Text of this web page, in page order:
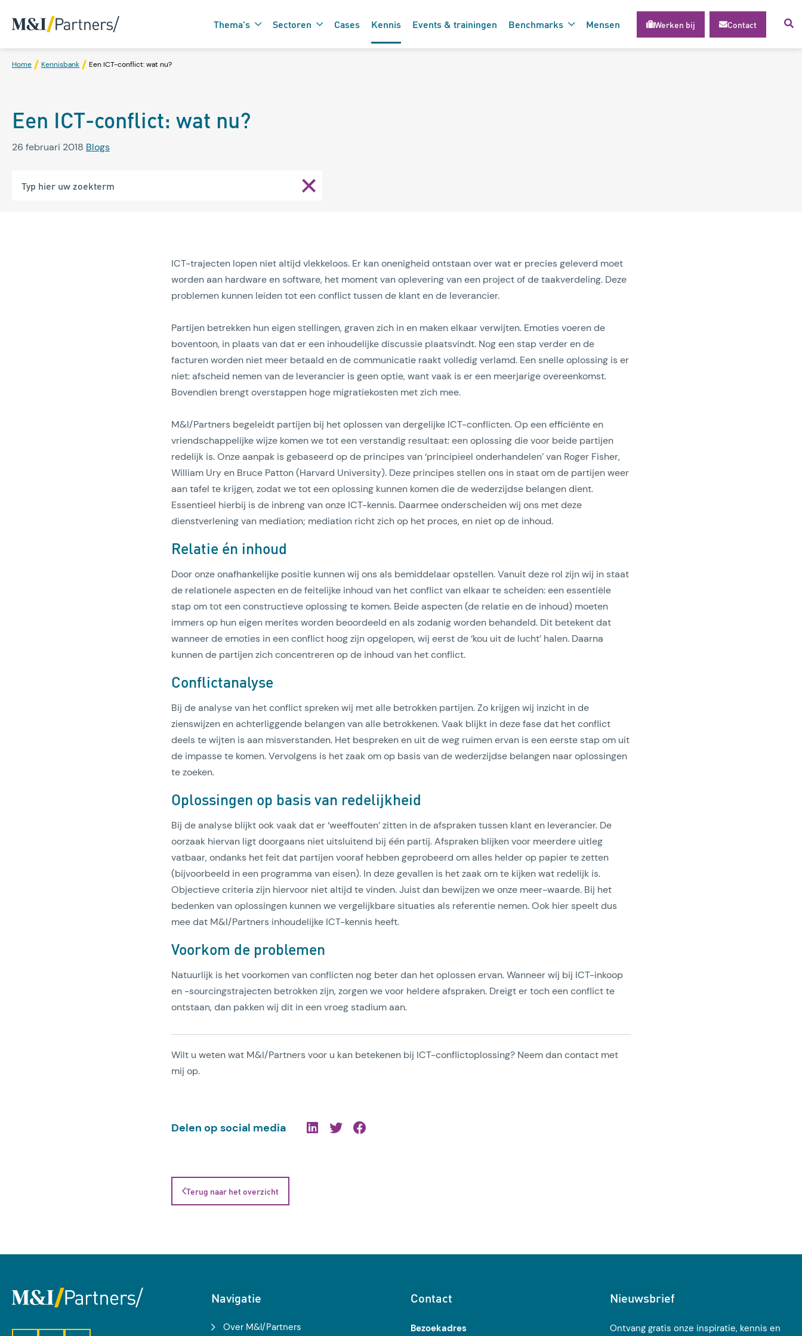
Thema's
Lees artikel
Sectoren Cases Kennis Events & trainingen Benchmarks Mensen Werken bij Contact
Home Kennisbank Een ICT-conflict: wat nu?
Een ICT-conflict: wat nu?
26 februari 2018 Blogs
ICT-trajecten lopen niet altijd vlekkeloos. Er kan onenigheid ontstaan over wat er precies geleverd moet
worden aan hardware en software, het moment van oplevering van een project of de taakverdeling. Deze
problemen kunnen leiden tot een conflict tussen de klant en de leverancier.
Partijen betrekken hun eigen stellingen, graven zich in en maken elkaar verwijten. Emoties voeren de
boventoon, in plaats van dat er een inhoudelijke discussie plaatsvindt. Nog een stap verder en de
facturen worden niet meer betaald en de communicatie raakt volledig verlamd. Een snelle oplossing is er
niet: afscheid nemen van de leverancier is geen optie, want vaak is er een meerjarige overeenkomst.
Bovendien brengt overstappen hoge migratiekosten met zich mee.
M&I/Partners begeleidt partijen bij het oplossen van dergelijke ICT-conflicten. Op een efficiënte en
vriendschappelijke wijze komen we tot een verstandig resultaat: een oplossing die voor beide partijen
redelijk is. Onze aanpak is gebaseerd op de principes van ‘principieel onderhandelen’ van Roger Fisher,
William Ury en Bruce Patton (Harvard University). Deze principes stellen ons in staat om de partijen weer
aan tafel te krijgen, zodat we tot een oplossing kunnen komen die de wederzijdse belangen dient.
Essentieel hierbij is de inbreng van onze ICT-kennis. Daarmee onderscheiden wij ons met deze
dienstverlening van mediation; mediation richt zich op het proces, en niet op de inhoud.
Relatie én inhoud
Door onze onafhankelijke positie kunnen wij ons als bemiddelaar opstellen. Vanuit deze rol zijn wij in staat
de relationele aspecten en de feitelijke inhoud van het conflict van elkaar te scheiden: een essentiële
stap om tot een constructieve oplossing te komen. Beide aspecten (de relatie en de inhoud) moeten
immers op hun eigen merites worden beoordeeld en als zodanig worden behandeld. Dit betekent dat
wanneer de emoties in een conflict hoog zijn opgelopen, wij eerst de ‘kou uit de lucht’ halen. Daarna
kunnen de partijen zich concentreren op de inhoud van het conflict.
Conflictanalyse
Bij de analyse van het conflict spreken wij met alle betrokken partijen. Zo krijgen wij inzicht in de
zienswijzen en achterliggende belangen van alle betrokkenen. Vaak blijkt in deze fase dat het conflict
deels te wijten is aan misverstanden. Het bespreken en uit de weg ruimen ervan is een eerste stap om uit
de impasse te komen. Vervolgens is het zaak om op basis van de wederzijdse belangen naar oplossingen
te zoeken.
Oplossingen op basis van redelijkheid
Bij de analyse blijkt ook vaak dat er ‘weeffouten’ zitten in de afspraken tussen klant en leverancier. De
oorzaak hiervan ligt doorgaans niet uitsluitend bij één partij. Afspraken blijken voor meerdere uitleg
vatbaar, ondanks het feit dat partijen vooraf hebben geprobeerd om alles helder op papier te zetten
(bijvoorbeeld in een programma van eisen). In deze gevallen is het zaak om te kijken wat redelijk is.
Objectieve criteria zijn hiervoor niet altijd te vinden. Juist dan bewijzen we onze meer-waarde. Bij het
bedenken van oplossingen kunnen we vergelijkbare situaties als referentie nemen. Ook hier speelt dus
mee dat M&I/Partners inhoudelijke ICT-kennis heeft.
Voorkom de problemen
Natuurlijk is het voorkomen van conflicten nog beter dan het oplossen ervan. Wanneer wij bij ICT-inkoop
en -sourcingstrajecten betrokken zijn, zorgen we voor heldere afspraken. Dreigt er toch een conflict te
ontstaan, dan pakken wij dit in een vroeg stadium aan.
Wilt u weten wat M&I/Partners voor u kan betekenen bij ICT-conflictoplossing? Neem dan contact met
mij op.
Delen op social media
Terug naar het overzicht
Navigatie
Over M&I/Partners
Contact
Bezoekadres
Nieuwsbrief
Ontvang gratis onze inspiratie, kennis en